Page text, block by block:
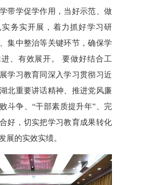
带学促学作用，当好示范、做
务实开展，着力抓好学习研
集中整治等关键环节，确保学
、有效展开。 要做好结合工
学习教育同深入学习贯彻习近
北重要讲话精神、推进党风廉
斗争、“干部素质提升年”、完
好，切实把学习教育成果转化
展的实效实绩。